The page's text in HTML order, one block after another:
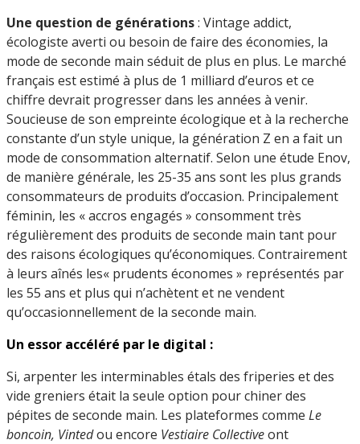
Une question de générations: Vintage addict,
écologiste averti ou besoin de faire des économies, la
mode de seconde main séduit de plus en plus. Le marché
français est estimé à plus de 1 milliard d’euros et ce
chiffre devrait progresser dans les années à venir.
Soucieuse de son empreinte écologique et à la recherche
constante d’un style unique, la génération Z en a fait un
mode de consommation alternatif. Selon une étude Enov,
de manière générale, les 25-35 ans sont les plus grands
consommateurs de produits d’occasion. Principalement
féminin, les « accros engagés » consomment très
régulièrement des produits de seconde main tant pour
des raisons écologiques qu’économiques. Contrairement
à leurs aînés les« prudents économes » représentés par
les 55 ans et plus qui n’achètent et ne vendent
qu’occasionnellement de la seconde main.
Un essor accéléré par le digital :
Si, arpenter les interminables étals des friperies et des
vide greniers était la seule option pour chiner des
pépites de seconde main. Les plateformes comme Le
boncoin, Vintedou encore Vestiaire Collectiveont